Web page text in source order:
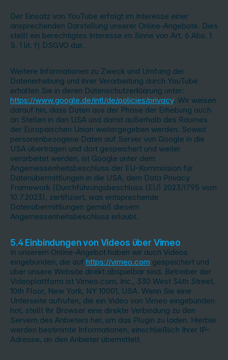
Der Einsatz von YouTube erfolgt im Interesse einer
ansprechenden Darstellung unserer Online-Angebote. Dies
stellt ein berechtigtes Interesse im Sinne von Art. 6 Abs. 1
S. 1 lit. f) DSGVO dar.
Weitere Informationen zu Zweck und Umfang der
Datenerhebung und ihrer Verarbeitung durch YouTube
erhalten Sie in deren Datenschutzerklärung unter:
https://www.google.de/intl/de/policies/privacy. Wir weisen
darauf hin, dass Daten aus der Phase der Erhebung auch
an Stellen in den USA und damit außerhalb des Raumes
der Europäischen Union weitergegeben werden. Soweit
personenbezogene Daten auf Server von Google in die
USA übertragen und dort gespeichert und weiter
verarbeitet werden, ist Google unter dem
Angemessenheitsbeschluss der EU-Kommission für
Datenübermittlungen in die USA, dem Data Privacy
Framework (Durchführungsbeschluss (EU) 2023/1795 vom
10.7.2023), zertifiziert, was entsprechende
Datenübermittlungen gemäß diesem
Angemessenheitsbeschluss erlaubt.
5.4 Einbindungen von Videos über Vimeo
In unserem Online-Angebot haben wir auch Videos
eingebunden, die auf https://vimeo.com gespeichert und
über unsere Website direkt abspielbar sind. Betreiber der
Videoplattform ist Vimeo.com, Inc., 330 West 34th Street,
10th Floor, New York, NY 10001, USA. Wenn Sie eine
Unterseite aufrufen, die ein Video von Vimeo eingebunden
hat, stellt Ihr Browser eine direkte Verbindung zu den
Servern des Anbieters her, um das Plugin zu laden. Hierbei
werden bestimmte Informationen, einschließlich Ihrer IP-
Adresse, an den Anbieter übermittelt.